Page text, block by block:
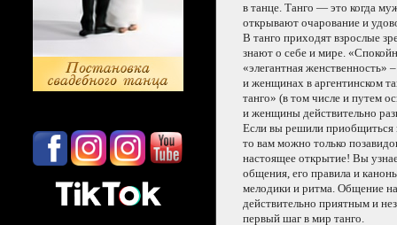
в танце. Танго — это когда
открывают очарование и
В танго приходят взрослые
знают о себе и мире.
«элегантная женственность»
и женщинах в аргентинском
танго» (в том числе и путем
и женщины действительно
Если вы решили приобщиться
то вам можно только
настоящее открытие! Вы
общения, его правила и
мелодики и ритма. Общение
действительно приятным и
первый шаг в мир танго.